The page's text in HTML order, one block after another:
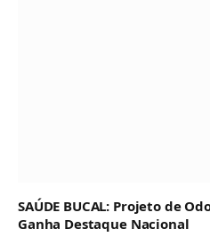
SAÚDE BUCAL: Projeto de
Ganha Destaque Nacional